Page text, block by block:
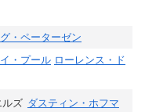
・ペーターゼン
・プール ローレンス・ド
ルズ ダスティン・ホフマ